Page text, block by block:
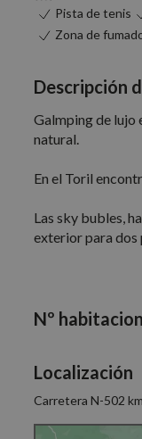
Pista de tenis
Zona de
Descripción
Galmping de lujo
natural.
En el Toril
Las sky bubles,
exterior para dos
Las continental
Desde el
El alojamiento se
Nº
Localización
Carretera N-502